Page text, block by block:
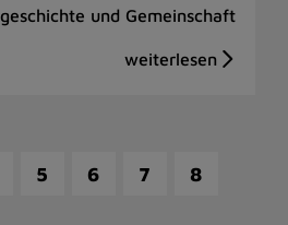
und Gemeinschaft
5 6 7
8